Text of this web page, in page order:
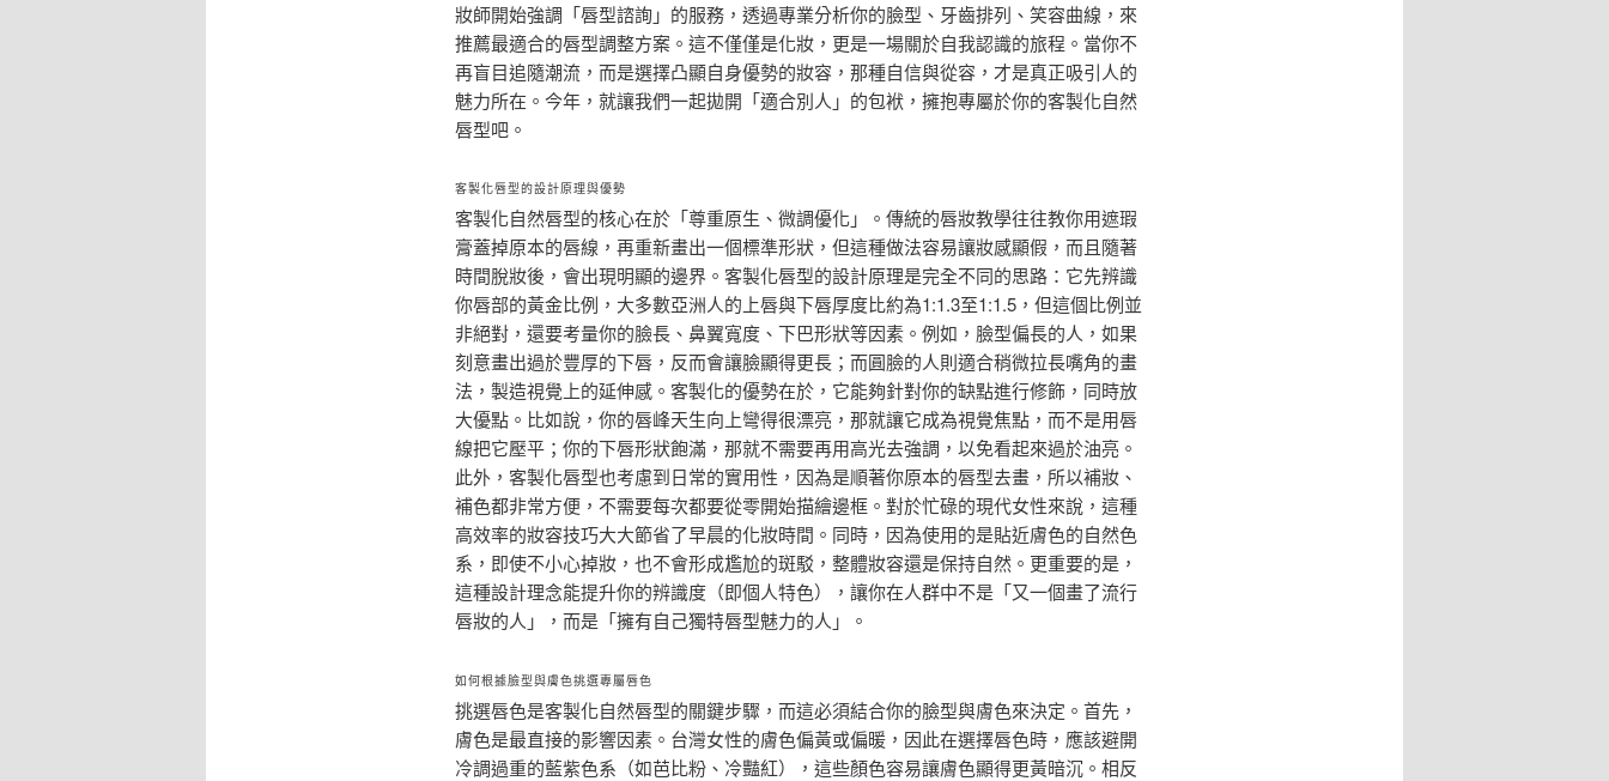
妝師開始強調「唇型諮詢」的服務，透過專業分析你的臉型、牙齒排列、笑容曲線，來
推薦最適合的唇型調整方案。這不僅僅是化妝，更是一場關於自我認識的旅程。當你不
再盲目追隨潮流，而是選擇凸顯自身優勢的妝容，那種自信與從容，才是真正吸引人的
魅力所在。今年，就讓我們一起拋開「適合別人」的包袱，擁抱專屬於你的客製化自然
唇型吧。
客製化唇型的設計原理與優勢
客製化自然唇型的核心在於「尊重原生、微調優化」。傳統的唇妝教學往往教你用遮瑕
膏蓋掉原本的唇線，再重新畫出一個標準形狀，但這種做法容易讓妝感顯假，而且隨著
時間脫妝後，會出現明顯的邊界。客製化唇型的設計原理是完全不同的思路：它先辨識
你唇部的黃金比例，大多數亞洲人的上唇與下唇厚度比約為1:1.3至1:1.5，但這個比例並
非絕對，還要考量你的臉長、鼻翼寬度、下巴形狀等因素。例如，臉型偏長的人，如果
刻意畫出過於豐厚的下唇，反而會讓臉顯得更長；而圓臉的人則適合稍微拉長嘴角的畫
法，製造視覺上的延伸感。客製化的優勢在於，它能夠針對你的缺點進行修飾，同時放
大優點。比如說，你的唇峰天生向上彎得很漂亮，那就讓它成為視覺焦點，而不是用唇
線把它壓平；你的下唇形狀飽滿，那就不需要再用高光去強調，以免看起來過於油亮。
此外，客製化唇型也考慮到日常的實用性，因為是順著你原本的唇型去畫，所以補妝、
補色都非常方便，不需要每次都要從零開始描繪邊框。對於忙碌的現代女性來說，這種
高效率的妝容技巧大大節省了早晨的化妝時間。同時，因為使用的是貼近膚色的自然色
系，即使不小心掉妝，也不會形成尷尬的斑駁，整體妝容還是保持自然。更重要的是，
這種設計理念能提升你的辨識度（即個人特色），讓你在人群中不是「又一個畫了流行
唇妝的人」，而是「擁有自己獨特唇型魅力的人」。
如何根據臉型與膚色挑選專屬唇色
挑選唇色是客製化自然唇型的關鍵步驟，而這必須結合你的臉型與膚色來決定。首先，
膚色是最直接的影響因素。台灣女性的膚色偏黃或偏暖，因此在選擇唇色時，應該避開
冷調過重的藍紫色系（如芭比粉、冷豔紅），這些顏色容易讓膚色顯得更黃暗沉。相反